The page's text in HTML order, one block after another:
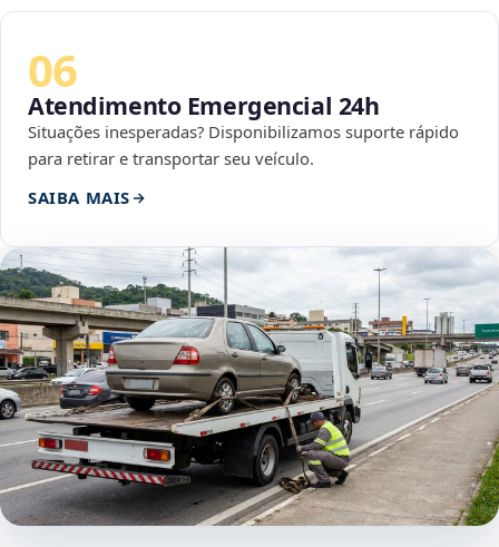
06
Atendimento Emergencial 24h
Situações inesperadas? Disponibilizamos suporte rápido
para retirar e transportar seu veículo.
SAIBA MAIS